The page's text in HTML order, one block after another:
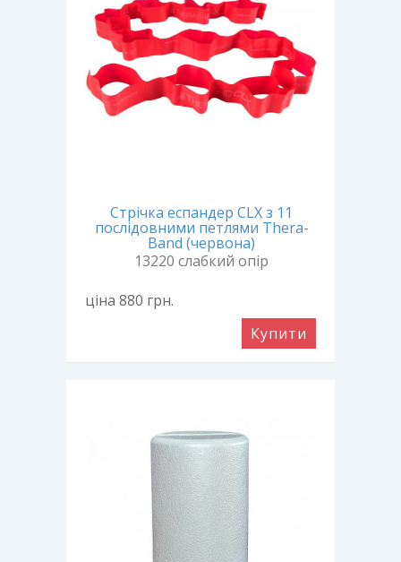
Стрічка еспандер CLX з 11
послідовними петлями Thera-
Band (червона)
13220 слабкий опір
ціна 880 грн.
Купити